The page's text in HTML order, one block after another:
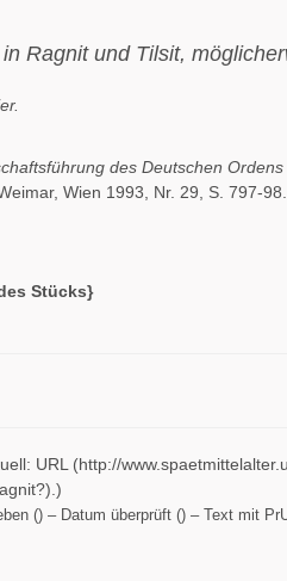
Ragnit und Tilsit,
des Deutschen
Wien 1993, Nr. 29, S. 797-98.
Stücks}
URL (http://
() – Datum überprüft () – Text mit